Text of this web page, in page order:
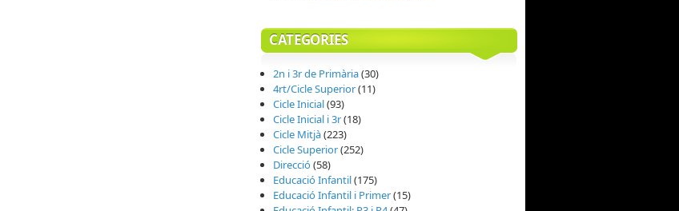
CATEGORIES
2n i 3r de Primària(30)
4rt/Cicle Superior(11)
Cicle Inicial(93)
Cicle Inicial i 3r(18)
Cicle Mitjà(223)
Cicle Superior(252)
Direcció(58)
Educació Infantil(175)
Educació Infantil i Primer(15)